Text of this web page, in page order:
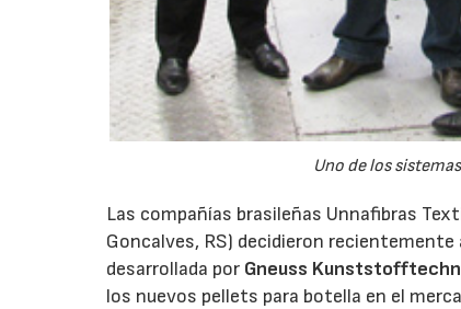
Uno de los
Las compañías brasileñas Unnafibras
Goncalves, RS) decidieron
desarrollada por Gneuss
los nuevos pellets para botella en el